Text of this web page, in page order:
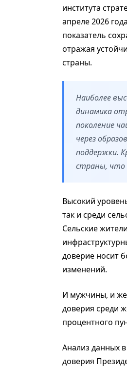
института
апреле 2026
показатель
отражая
страны.
Наиболее
динамика
поколение
через
поддержки.
страны, что
Высокий
так и среди
Сельские
доверие носит
изменений.
И мужчины, и
доверия среди
процентного
Анализ данных
доверия